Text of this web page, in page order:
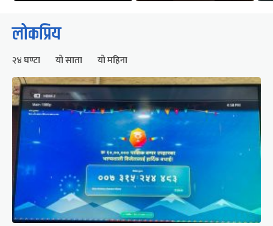
लोकप्रिय
२४ घण्टा यो साता यो महिना